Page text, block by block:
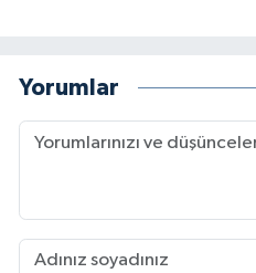
Yorumlar